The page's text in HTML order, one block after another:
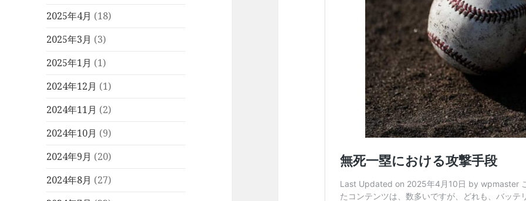
2025年4月 (18)
2025年3月 (3)
2025年1月 (1)
2024年12月 (1)
2024年11月 (2)
2024年10月 (9)
2024年9月 (20)
2024年8月 (27)